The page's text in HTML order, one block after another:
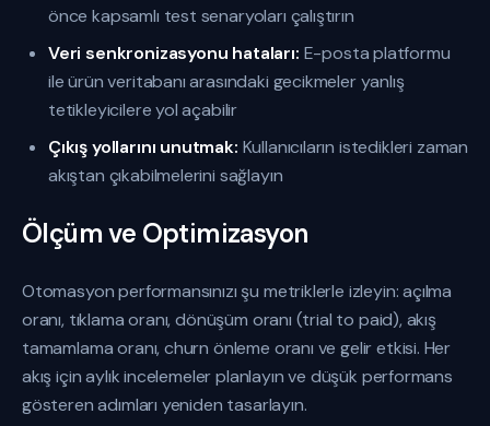
önce kapsamlı test senaryoları çalıştırın
Veri senkronizasyonu hataları: E-posta platformu
ile ürün veritabanı arasındaki gecikmeler yanlış
tetikleyicilere yol açabilir
Çıkış yollarını unutmak: Kullanıcıların istedikleri zaman
akıştan çıkabilmelerini sağlayın
Ölçüm ve Optimizasyon
Otomasyon performansınızı şu metriklerle izleyin: açılma
oranı, tıklama oranı, dönüşüm oranı (trial to paid), akış
tamamlama oranı, churn önleme oranı ve gelir etkisi. Her
akış için aylık incelemeler planlayın ve düşük performans
gösteren adımları yeniden tasarlayın.